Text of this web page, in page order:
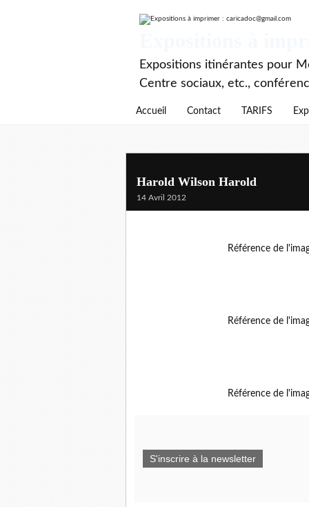
Expositions itinérantes pour
Centre sociaux, etc.,
Accueil Contact TARIFS
Harold Wilson Harold
14 Avril 2012
Référence de
Référence de
Référence de
S'inscrire à la newsletter